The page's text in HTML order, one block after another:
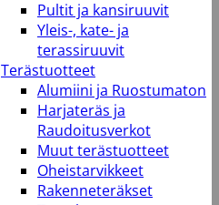
Pultit ja kansiruuvit
Yleis-, kate- ja
terassiruuvit
Terästuotteet
Alumiini ja Ruostumaton
Harjateräs ja
Raudoitusverkot
Muut terästuotteet
Oheistarvikkeet
Rakenneteräkset